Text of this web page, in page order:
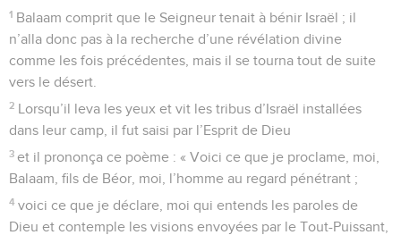
1 Balaam comprit que le Seigneur tenait à bénir Israël ; il
n’alla donc pas à la recherche d’une révélation divine
comme les fois précédentes, mais il se tourna tout de suite
vers le désert.
2 Lorsqu’il leva les yeux et vit les tribus d’Israël installées
dans leur camp, il fut saisi par l’Esprit de Dieu
3 et il prononça ce poème : « Voici ce que je proclame, moi,
Balaam, fils de Béor, moi, l’homme au regard pénétrant ;
4 voici ce que je déclare, moi qui entends les paroles de
Dieu et contemple les visions envoyées par le Tout-Puissant,